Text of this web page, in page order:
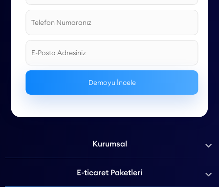
Kurumsal
E-ticaret Paketleri